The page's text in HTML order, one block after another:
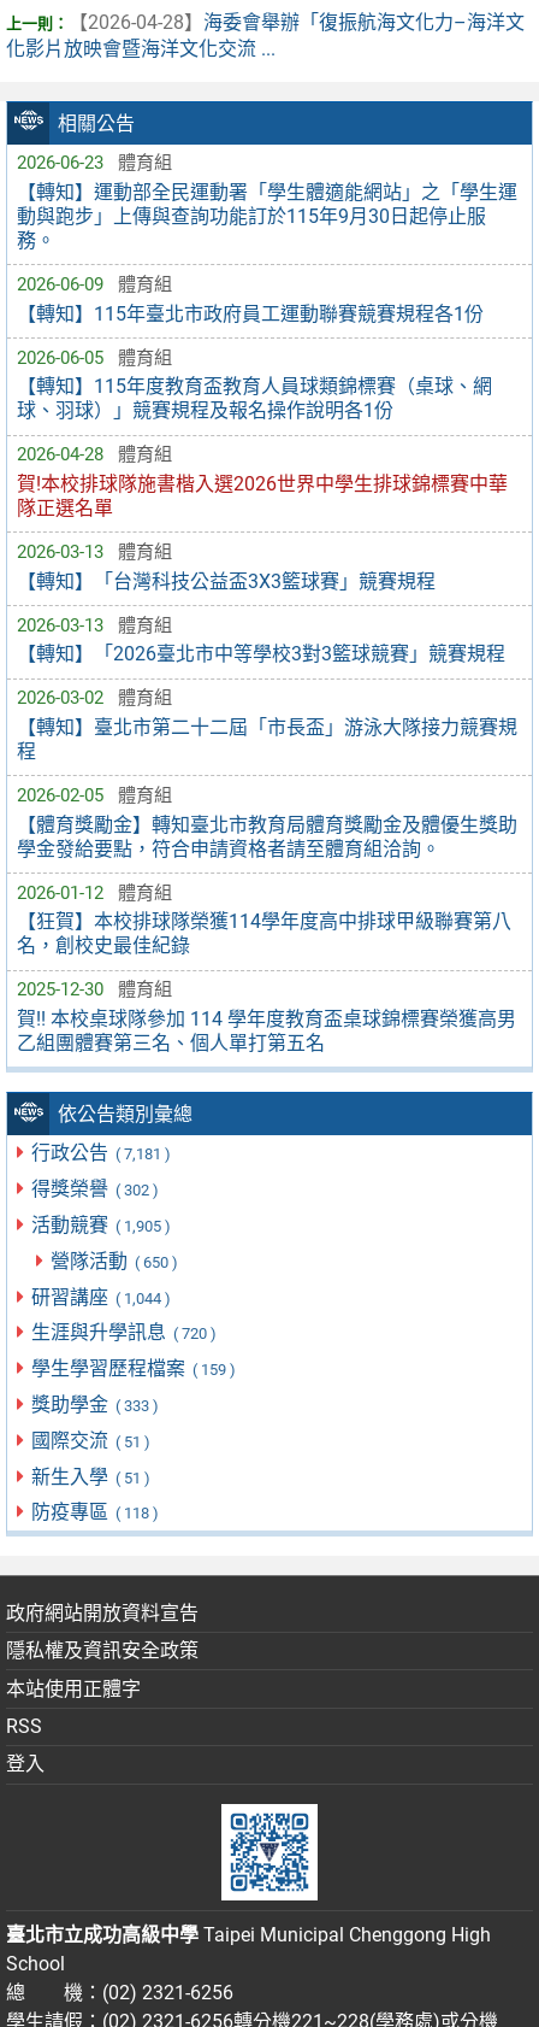
相關公告
2026-06-23 體育組
【轉知】運動部全民運動署「學生體適能網站」之「學生運
動與跑步」上傳與查詢功能訂於115年9月30日起停止服
務。
2026-06-09 體育組
【轉知】115年臺北市政府員工運動聯賽競賽規程各1份
2026-06-05 體育組
【轉知】115年度教育盃教育人員球類錦標賽（桌球、網
球、羽球）」競賽規程及報名操作說明各1份
2026-04-28 體育組
賀!本校排球隊施書楷入選2026世界中學生排球錦標賽中華
隊正選名單
2026-03-13 體育組
【轉知】「台灣科技公益盃3X3籃球賽」競賽規程
2026-03-13 體育組
【轉知】「2026臺北市中等學校3對3籃球競賽」競賽規程
2026-03-02 體育組
【轉知】臺北市第二十二屆「市長盃」游泳大隊接力競賽規
程
2026-02-05 體育組
【體育獎勵金】轉知臺北市教育局體育獎勵金及體優生獎助
學金發給要點，符合申請資格者請至體育組洽詢。
2026-01-12 體育組
【狂賀】本校排球隊榮獲114學年度高中排球甲級聯賽第八
名，創校史最佳紀錄
2025-12-30 體育組
賀!! 本校桌球隊參加 114 學年度教育盃桌球錦標賽榮獲高男
乙組團體賽第三名、個人單打第五名
依公告類別彙總
行政公告 ( 7,181 )
得獎榮譽 ( 302 )
活動競賽 ( 1,905 )
營隊活動 ( 650 )
研習講座 ( 1,044 )
生涯與升學訊息 ( 720 )
學生學習歷程檔案 ( 159 )
獎助學金 ( 333 )
國際交流 ( 51 )
新生入學 ( 51 )
防疫專區 ( 118 )
【2026-04-28】 海委會舉辦「復振航海文化力–海洋文
化影片放映會暨海洋文化交流 ...
政府網站開放資料宣告
隱私權及資訊安全政策
本站使用正體字
RSS
登入
臺北市立成功高級中學 Taipei Municipal Chenggong High
School
總 機：(02) 2321-6256
學生請假：(02) 2321-6256轉分機221~228(學務處)或分機